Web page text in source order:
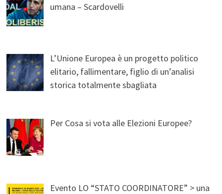
umana – Scardovelli
L’Unione Europea è un progetto politico
elitario, fallimentare, figlio di un’analisi
storica totalmente sbagliata
Per Cosa si vota alle Elezioni Europee?
Evento LO “STATO COORDINATORE” > una